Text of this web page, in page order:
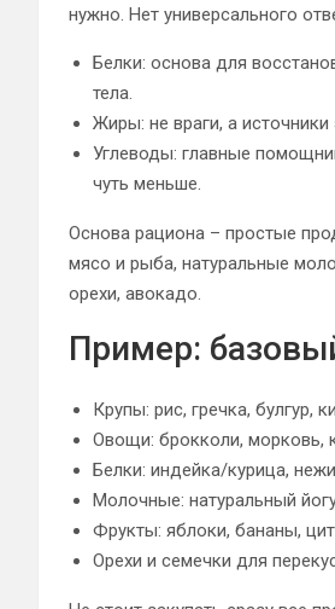
нужно. Нет универсального
Белки: основа для
тела.
Жиры: не враги, а
Углеводы: главные
чуть меньше.
Основа рациона – простые
мясо и рыба, натуральные
орехи, авокадо.
Пример:
Крупы: рис, гречка, булгур,
Овощи: брокколи, морковь,
Белки: индейка/курица,
Молочные: натуральный
Фрукты: яблоки, бананы,
Орехи и семечки для